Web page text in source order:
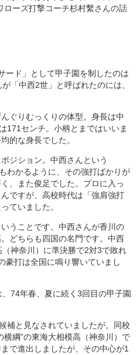
ローズ打撃コーチ杉村繫さんの話
ド」として甲子園を制したのは
「中西2世」と呼ばれたのには、
ぐりむっくりの体型。身長は中
171センチ。小柄とまではいいま
的な身長でした。
ジション。中西さんという
わかるように、その強打ばかりが
、また俊足でした。プロに入っ
ですが、高校時代は「強肩強打
ていました。
うことです。中西さんが香川の
どちらも四国の名門です。中西
神奈川）に準決勝で2対3で敗れ
豪打は全国に鳴り響いていまし
74年春、夏に続く3回目の甲子園
補と見なされていましたが。同校
横綱”の東海大相模高（神奈川）で
で進出しましたが、その中心が1